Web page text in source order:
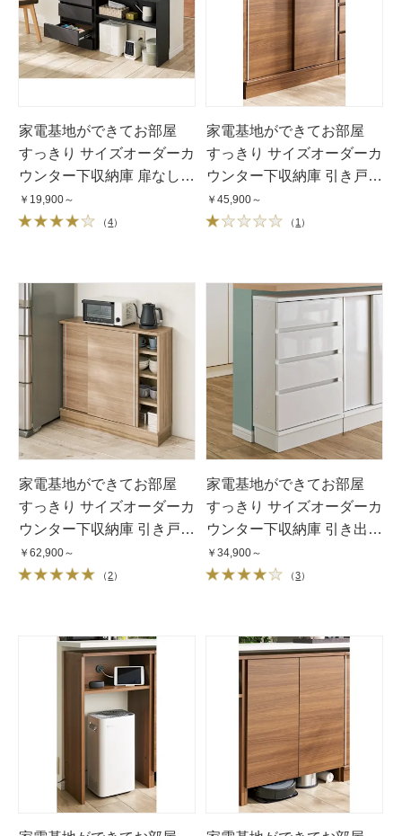
家電基地ができてお部屋
すっきり サイズオーダーカ
ウンター下収納庫 扉なし
幅30〜80cm・奥行25cm・
高さ60〜100cm
￥19,900～
（4）
家電基地ができてお部屋
すっきり サイズオーダーカ
ウンター下収納庫 引き戸
幅90cm・奥行25cm・高さ
60〜100cm
￥45,900～
（1）
家電基地ができてお部屋
すっきり サイズオーダーカ
ウンター下収納庫 引き戸
幅120cm・奥行25cm・高
さ60〜100cm
￥62,900～
（2）
家電基地ができてお部屋
すっきり サイズオーダーカ
ウンター下収納庫 引き出し
幅45cm・奥行25cm・高さ
60〜100cm
￥34,900～
（3）